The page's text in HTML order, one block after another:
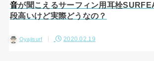
音が聞こえるサーフィン用耳栓SURFEARS3.0って値
段高いけど実際どうなの？
Oyajisurf 2020.02.19